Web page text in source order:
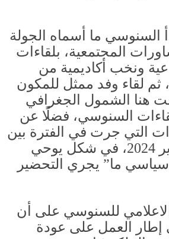
السنوسي ما أسماه الجولة
المجتمعية، بلقاءات
ونخب أكاديمية من
ثم لقاء وفد ممثل للمكون
هنا الشمول الجغرافي
السنوسي، فضلًا عن
التي جرت في الفترة بين
2024، في شكل يوحي
ما” يجري التحضير
للسنوسي على أن
إطار العمل على عودة